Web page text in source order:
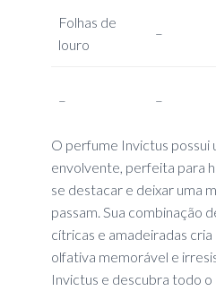
Folhas de
louro
–
– –
O perfume Invictus possui
envolvente, perfeita para
se destacar e deixar uma
passam. Sua combinação
cítricas e amadeiradas
olfativa memorável e
Invictus e descubra todo